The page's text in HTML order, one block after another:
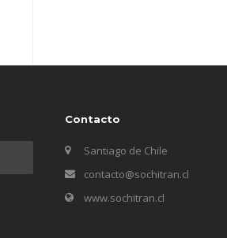
Contacto
Santiago de Chile
contacto@sochitran.cl
www.sochitran.cl